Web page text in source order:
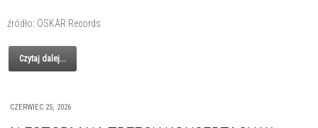
źródło: OSKAR Records
Czytaj dalej...
CZERWIEC 25, 2026